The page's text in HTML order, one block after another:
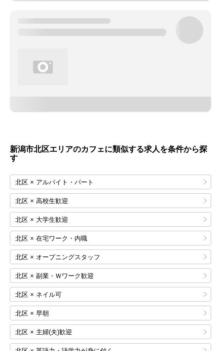
新潟市北区エリアのカフェに類似する求人を条件から探
す
北区 × アルバイト・パート
北区 × 高校生歓迎
北区 × 大学生歓迎
北区 × 在宅ワーク・内職
北区 × オープニングスタッフ
北区 × 副業・Ｗワーク歓迎
北区 × ネイル可
北区 × 早朝
北区 × 主婦(夫)歓迎